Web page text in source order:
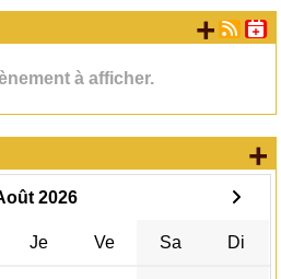
à afficher.
+
2026
Je Ve Sa Di
+